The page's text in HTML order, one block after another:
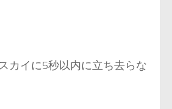
カイに5秒以内に立ち去らな